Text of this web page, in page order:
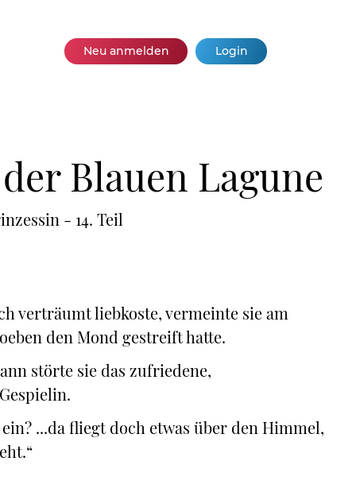
Neu anmelden Login
Blauen Lagune
- 14. Teil
verträumt liebkoste, vermeinte sie am
den Mond gestreift hatte.
störte sie das zufriedene,
...da fliegt doch etwas über den Himmel,